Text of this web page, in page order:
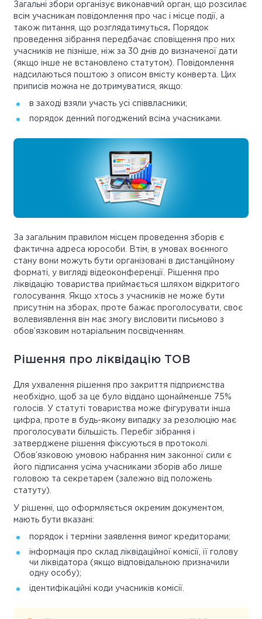
Загальні збори організує виконавчий орган, що розсилає
всім учасникам повідомлення про час і місце події, а
також питання, що розглядатимуться .
Порядок
проведення зібрання передбачає сповіщення про них
учасників не пізніше, ніж за 30 днів до визначеної дати
(якщо інше не встановлено статутом). Повідомлення
надсилаються поштою з описом вмісту конверта. Цих
приписів можна не дотримуватися, якщо:
в заході взяли участь усі співвласники;
порядок денний погоджений всіма учасниками.
За загальним правилом місцем проведення зборів є
фактична адреса юрособи. Втім, в умовах воєнного
стану вони можуть бути організовані в дистанційному
форматі, у вигляді відеоконференції. Рішення про
ліквідацію товариства приймається шляхом відкритого
голосування. Якщо хтось з учасників не може бути
присутнім на зборах, проте бажає проголосувати, своє
волевиявлення він має змогу висловити письмово з
обов’язковим нотаріальним посвідченням.
Рішення про ліквідацію ТОВ
Для ухвалення рішення про закриття підприємства
необхідно, щоб за це було віддано щонайменше 75%
голосів. У статуті товариства може фігурувати інша
цифра, проте в будь-якому випадку за резолюцію має
проголосувати більшість. Перебіг зібрання і
затверджене рішення фіксуються в протоколі.
Обов’язковою умовою набрання ним законної сили є
його підписання усіма учасниками зборів або лише
головою та секретарем (залежно від положень
статуту).
У рішенні, що оформляється окремим документом,
мають бути вказані:
порядок і терміни заявлення вимог кредиторами;
інформація про склад ліквідаційної комісії, її голову
чи ліквідатора (якщо відповідальною призначили
одну особу);
ідентифікаційні коди учасників комісії.